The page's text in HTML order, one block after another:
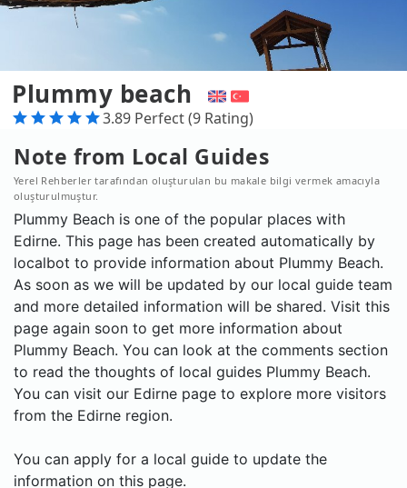
Plummy beach
3.89 Perfect (9 Rating)
Note from Local Guides
Yerel Rehberler tarafından oluşturulan bu makale bilgi vermek amacıyla
oluşturulmuştur.
Plummy Beach is one of the popular places with
Edirne. This page has been created automatically by
localbot to provide information about Plummy Beach.
As soon as we will be updated by our local guide team
and more detailed information will be shared. Visit this
page again soon to get more information about
Plummy Beach. You can look at the comments section
to read the thoughts of local guides Plummy Beach.
You can visit our Edirne page to explore more visitors
from the Edirne region.
You can apply for a local guide to update the
information on this page.